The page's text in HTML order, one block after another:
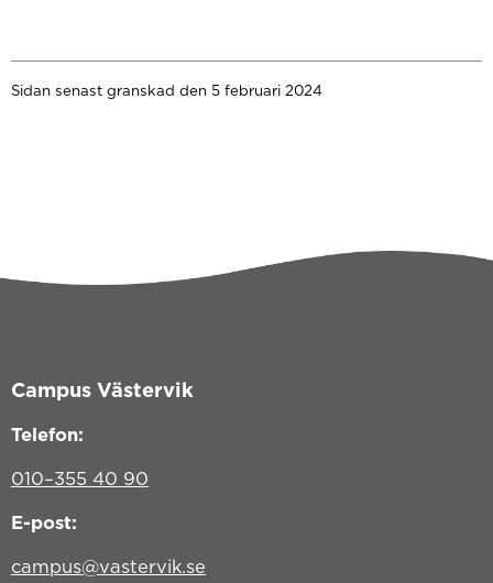
Sidan senast granskad den 5 februari 2024
Campus Västervik
Telefon:
010–355 40 90
E-post:
campus@vastervik.se